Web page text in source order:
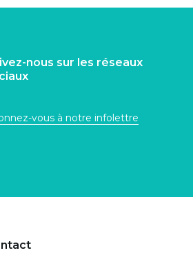
nous sur les réseaux
vous à notre infolettre